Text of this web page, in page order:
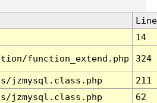
Line
14
function_extend.php 324
jzmysql.class.php
211
jzmysql.class.php
62